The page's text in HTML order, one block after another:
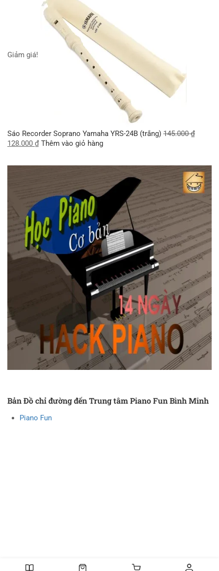
Giảm giá!
Sáo Recorder Soprano Yamaha YRS-24B (trắng) 145.000₫
128.000 ₫ Thêm vào giỏ hàng
Bản Đồ chỉ đường đến Trung tâm Piano Fun Bình Minh
Piano Fun